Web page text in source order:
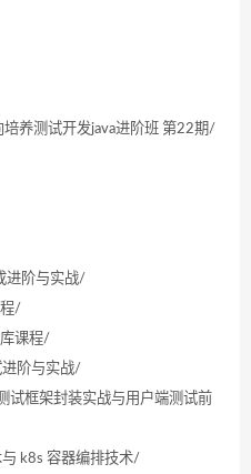
养测试开发java进阶班 第22期/
进阶与实战/
/
课程/
阶与实战/
试框架封装实战与用户端测试前
k8s 容器编排技术/